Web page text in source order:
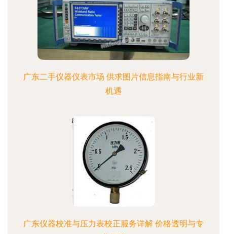
广东二手仪器仪表市场 供求图片信息指南与行业新
机遇
广东仪器校准与压力表校正服务详解 价格透明与专